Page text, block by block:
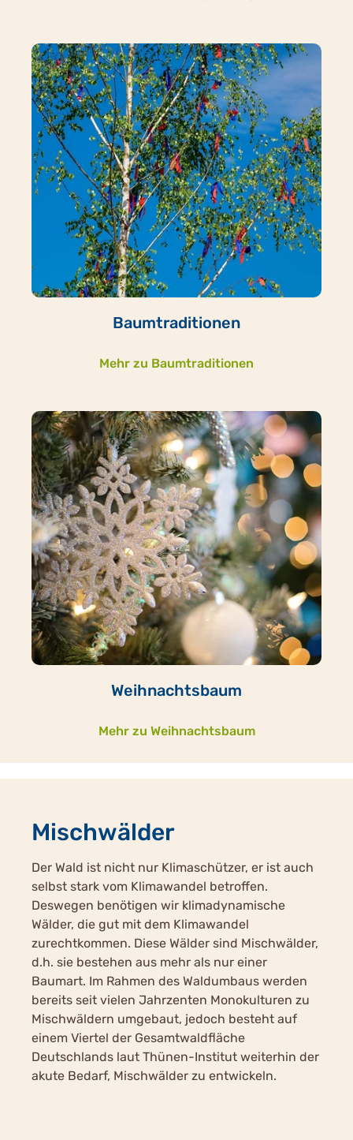
Baumtraditionen
Mehr zu Baumtraditionen
Weihnachtsbaum
Mehr zu Weihnachtsbaum
Mischwälder
Der Wald ist nicht nur Klimaschützer, er ist auch
selbst stark vom Klimawandel betroffen.
Deswegen benötigen wir klimadynamische
Wälder, die gut mit dem Klimawandel
zurechtkommen. Diese Wälder sind Mischwälder,
d.h. sie bestehen aus mehr als nur einer
Baumart. Im Rahmen des Waldumbaus werden
bereits seit vielen Jahrzenten Monokulturen zu
Mischwäldern umgebaut, jedoch besteht auf
einem Viertel der Gesamtwaldfläche
Deutschlands laut Thünen-Institut weiterhin der
akute Bedarf, Mischwälder zu entwickeln.